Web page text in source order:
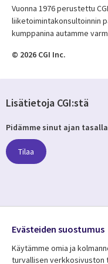
Vuonna 1976 perustettu
liiketoimintakonsultoinnin
kumppanina autamme
© 2026 CGI Inc.
Lisätietoja CGI:stä
Pidämme sinut ajan tasalla
Tilaa
Media
Evästeiden suostumus
Käytämme omia ja
turvallisen